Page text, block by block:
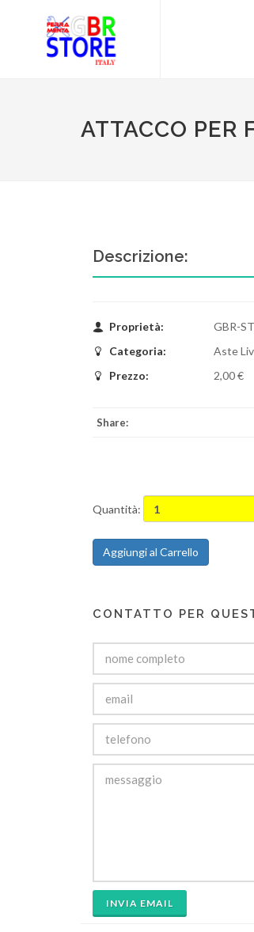
ATTACCO PER
Descrizione:
Proprietà:
GBR-
Categoria:
Aste
Prezzo:
2,00 €
Share:
Quantità:
Aggiungi al Carrello
CONTATTO PER
INVIA EMAIL